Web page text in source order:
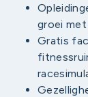
groei
Gratis